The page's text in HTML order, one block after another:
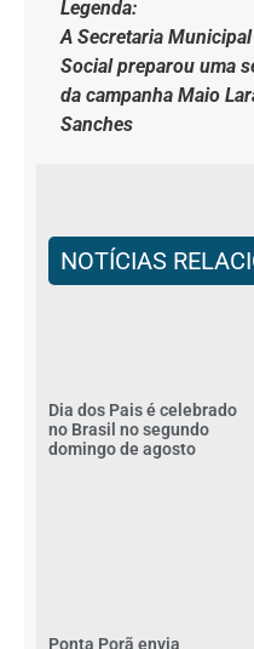
Legenda:
A Secretaria
Social preparou uma
da campanha Maio
Sanches
NOTÍCIAS
Dia dos Pais é celebrado
no Brasil no segundo
domingo de agosto
Ponta Porã envia